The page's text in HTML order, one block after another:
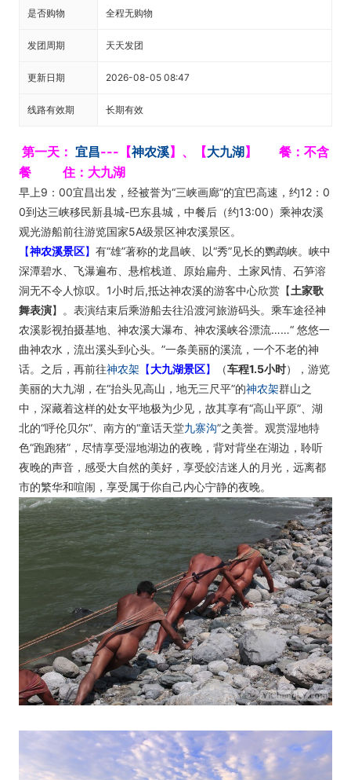
是否购物 全程无购物
发团周期 天天发团
更新日期 2026-08-05 08:47
线路有效期 长期有效
第一天： 宜昌---【神农溪】、【大九湖】 餐：不含
餐 住：大九湖
早上9：00宜昌出发，经被誉为“三峡画廊”的宜巴高速，约12：0
0到达三峡移民新县城-巴东县城，中餐后（约13:00）乘神农溪
观光游船前往游览国家5A级景区神农溪景区。
【神农溪景区】 有“雄”著称的龙昌峡、以“秀”见长的鹦鹉峡。峡中
深潭碧水、飞瀑遍布、悬棺栈道、原始扁舟、土家风情、石笋溶
洞无不令人惊叹。1小时后,抵达神农溪的游客中心欣赏【土家歌
舞表演】。表演结束后乘游船去往沿渡河旅游码头。乘车途径神
农溪影视拍摄基地、神农溪大瀑布、神农溪峡谷漂流……“ 悠悠一
曲神农水，流出溪头到心头。”一条美丽的溪流，一个不老的神
话。之后，再前往神农架 【大九湖景区】 （车程1.5小时），游览
美丽的大九湖，在“抬头见高山，地无三尺平”的神农架群山之
中，深藏着这样的处女平地极为少见，故其享有“高山平原”、湖
北的“呼伦贝尔”、南方的“童话天堂九寨沟”之美誉。观赏湿地特
色“跑跑猪”，尽情享受湿地湖边的夜晚，背对背坐在湖边，聆听
夜晚的声音，感受大自然的美好，享受皎洁迷人的月光，远离都
市的繁华和喧闹，享受属于你自己内心宁静的夜晚。